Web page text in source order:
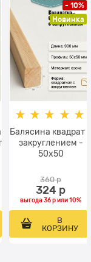
- 10%
Новинка
Балясина квадрат
закруглением -
50x50
360 р
324 р
выгода36 рили10%
В
КОРЗИНУ